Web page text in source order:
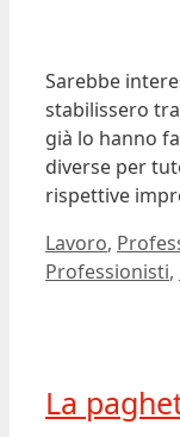
Sarebbe
stabilissero
già lo hanno
diverse per
rispettive
Categorie
Lavoro,
Professionisti,
La